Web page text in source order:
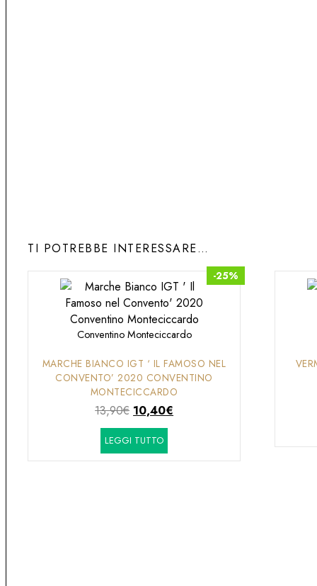
TI POTREBBE INTERESSARE…
-25%
Conventino Monteciccardo
MARCHE BIANCO IGT ‘ IL FAMOSO NEL
CONVENTO’ 2020 CONVENTINO
MONTECICCARDO
13,90€ Il
prezzo
originale
era:
10,40€
è:
LEGGI TUTTO